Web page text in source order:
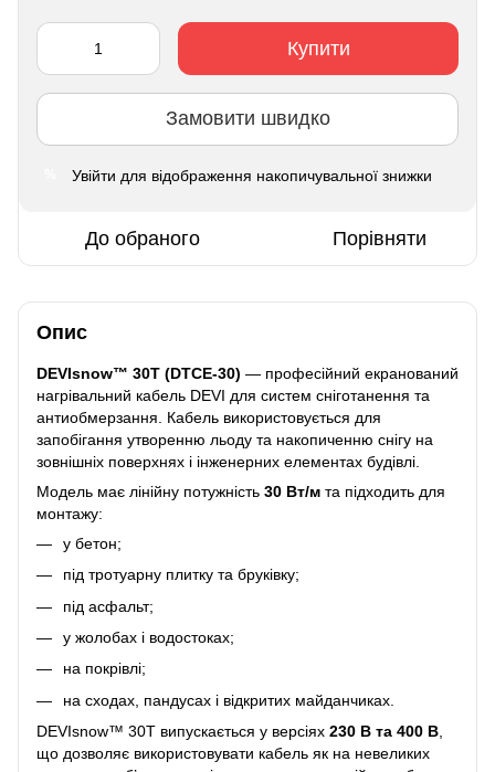
Купити
Замовити швидко
Увійти для відображення накопичувальної знижки
До обраного Порівняти
Опис
DEVIsnow™ 30T (DTCE-30) — професійний екранований
нагрівальний кабель DEVI для систем сніготанення та
антиобмерзання. Кабель використовується для
запобігання утворенню льоду та накопиченню снігу на
зовнішніх поверхнях і інженерних елементах будівлі.
Модель має лінійну потужність 30 Вт/м та підходить для
монтажу:
у бетон;
під тротуарну плитку та бруківку;
під асфальт;
у жолобах і водостоках;
на покрівлі;
на сходах, пандусах і відкритих майданчиках.
DEVIsnow™ 30T випускається у версіях 230 В та 400 В
що дозволяє використовувати кабель як на невеликих